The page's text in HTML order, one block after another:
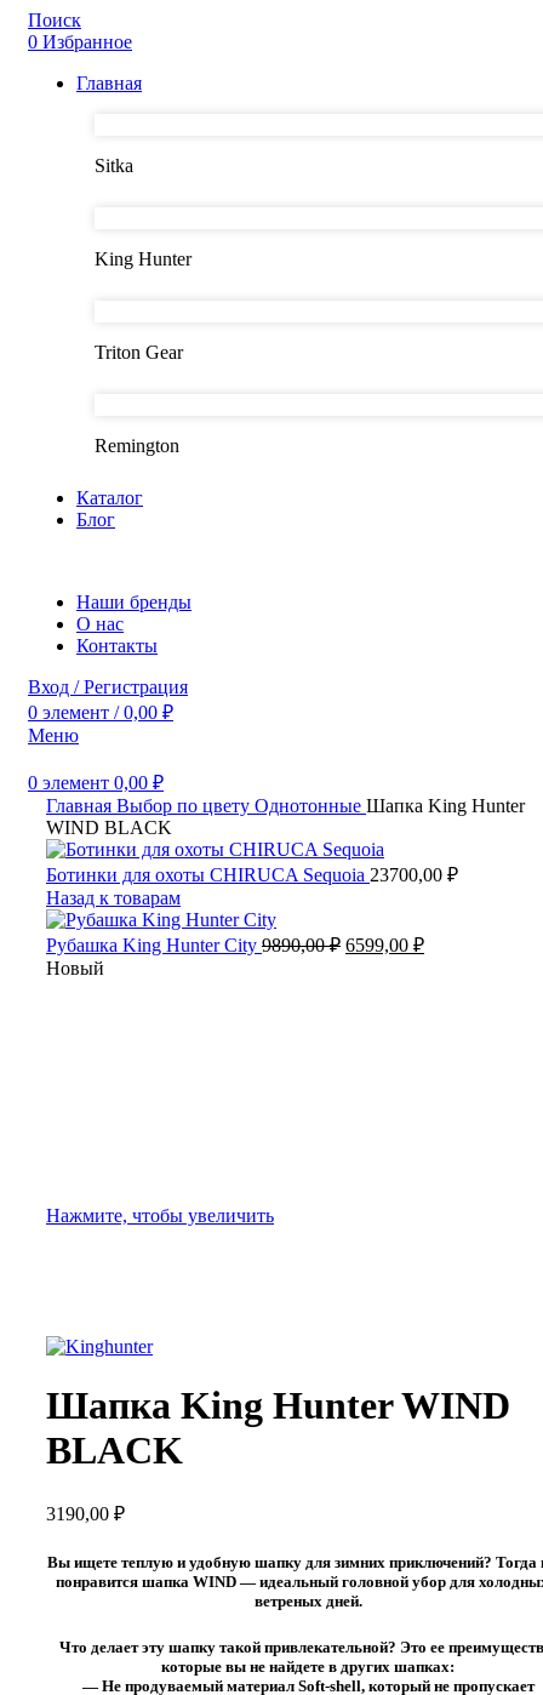
Поиск
0 Избранное
Главная
Sitka
King Hunter
Triton Gear
Remington
Каталог
Блог
Наши бренды
О нас
Контакты
Вход / Регистрация
0 элемент / 0,00 ₽
Меню
0 элемент 0,00 ₽
Главная Выбор по цвету Однотонные Шапка King Hunter
WIND BLACK
Ботинки для охоты CHIRUCA Sequoia 23700,00 ₽
Назад к товарам
Рубашка King Hunter City 9890,00₽ Первоначальная
6599,00 ₽Текущая
Новый
Нажмите, чтобы увеличить
Шапка King Hunter WIND
BLACK
3190,00 ₽
Вы ищете теплую и удобную шапку для зимних приключений? Тогда
понравится шапка WIND — идеальный головной убор для
ветреных дней.
Что делает эту шапку такой привлекательной? Это ее
которые вы не найдете в других шапках:
— Не продуваемый материал Soft-shell, который не пропускает